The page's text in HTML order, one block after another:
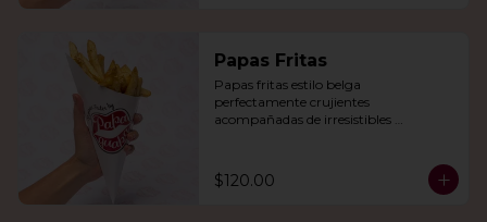
Papas Fritas
Papas fritas estilo belga
perfectamente crujientes
acompañadas de irresistibles
$120.00